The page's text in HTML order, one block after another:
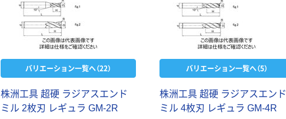
バリエーション一覧へ（22）
株洲工具 超硬 ラジアスエンド
ミル 2枚刃 レギュラ GM-2R
バリエーション一覧へ（5）
株洲工具 超硬 ラジアスエンド
ミル 4枚刃 レギュラ GM-4R